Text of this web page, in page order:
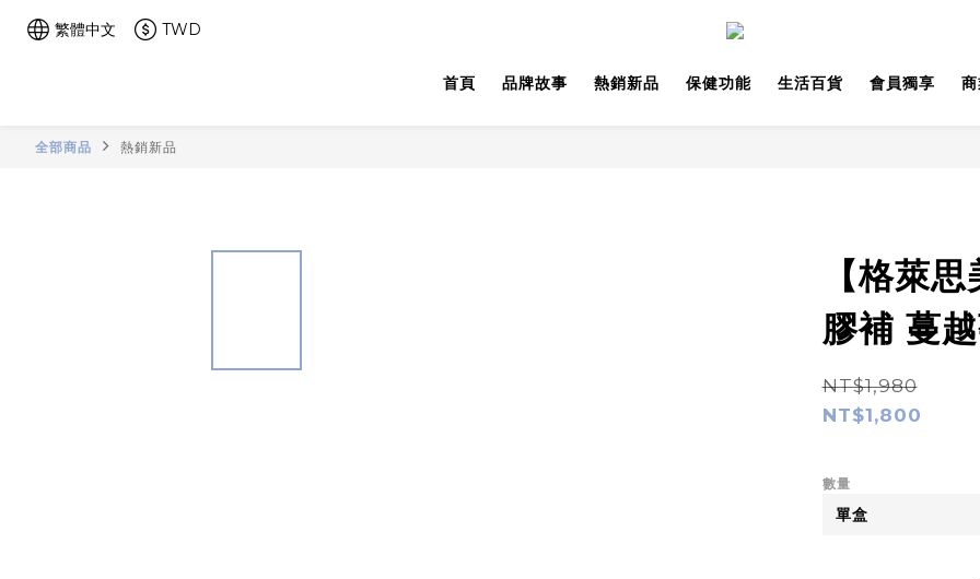
繁體中文 TWD
首頁 品牌故事 熱銷新品 保健功能 生活百貨 會員獨享
全部商品 熱銷新品
【格萊
膠補 蔓
NT$1,980
NT$1,800
數量